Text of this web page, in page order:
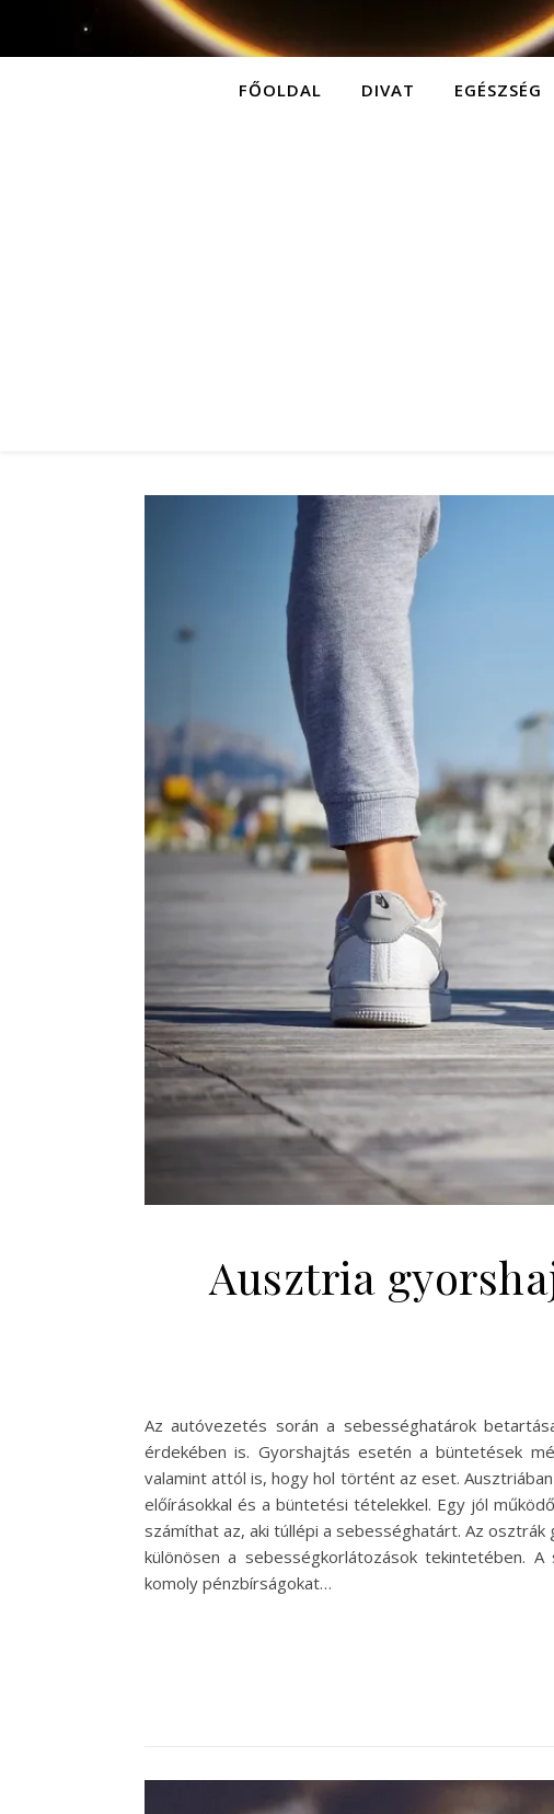
FŐOLDAL DIVAT EGÉSZSÉG
Ausztria
Az autóvezetés során a sebességhatárok
érdekében is. Gyorshajtás esetén a büntetések
valamint attól is, hogy hol történt az eset.
előírásokkal és a büntetési tételekkel. Egy jól
számíthat az, aki túllépi a sebességhatárt. Az
különösen a sebességkorlátozások tekintetében.
komoly pénzbírságokat…